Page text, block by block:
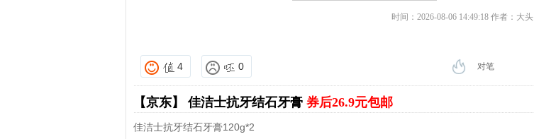
时间：2026-08-06 14:49:18 作者：大头
4 0 对笔
【京东】佳洁士抗牙结石牙膏 券后26.9元包邮
佳洁士抗牙结石牙膏120g*2